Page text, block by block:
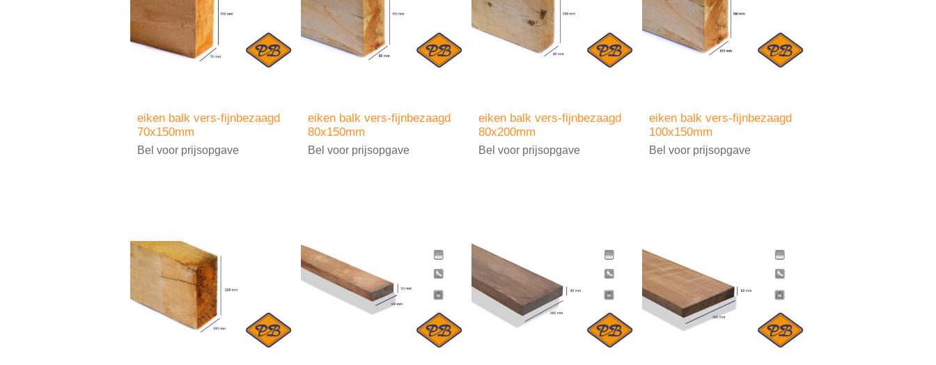
eiken balk vers-fijnbezaagd
70x150mm
Bel voor prijsopgave
eiken balk vers-fijnbezaagd
80x150mm
Bel voor prijsopgave
eiken balk vers-fijnbezaagd
80x200mm
Bel voor prijsopgave
eiken balk vers-fijnbezaagd
100x150mm
Bel voor prijsopgave